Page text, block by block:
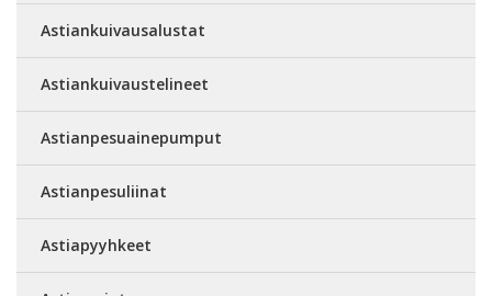
Astiankuivausalustat
Astiankuivaustelineet
Astianpesuainepumput
Astianpesuliinat
Astiapyyhkeet